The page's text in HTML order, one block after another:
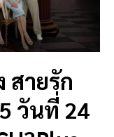
สายรัก
วันที่ 24